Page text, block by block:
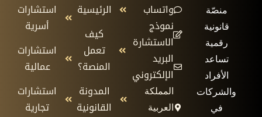
منصّة
قانونية
رقمية
تساعد
الأفراد
والشركات
في
الرئيسية
كيف
تعمل
المنصة؟
المدونة
القانونية
استشارات
أسرية
استشارات
عمالية
استشارات
تجارية
واتساب
نموذج
الاستشارة
البريد
الإلكتروني
المملكة
العربية